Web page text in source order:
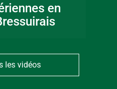
en
les vidéos